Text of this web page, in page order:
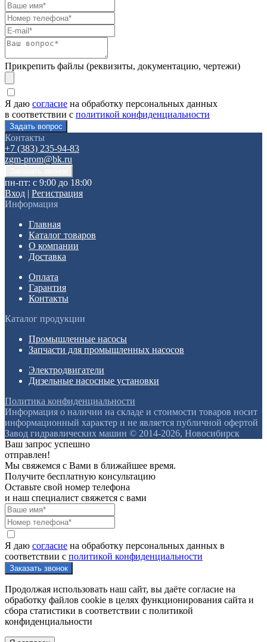
Прикрепить файлы (реквизиты, документацию, чертежи)
Я даю согласие на обработку персональных данных
в соответствии с политикой конфиденциальности
Контакты
+7 (383) 235-94-83
zgm-prom@bk.ru
пн-пт: с 9:00 до 18:00
Вход | Регистрация
Информация
Главная
Каталог товаров
О компании
Доставка
Оплата
Гарантия
Контакты
Каталог продукции
Промышленные насосы
Запчасти для промышленных насосов
Электродвигатели
Дизельные насосные установки
Политика конфиденциальности
Информация о наличии на складе и стоимости товаров носит
информационный характер и не является публичной офертой
Завод гидравлических машин © 2014-2026, Новосибирск
Ваш запрос успешно
отправлен!
Мы свяжемся с Вами в ближайшее время.
Получите бесплатную консультацию
Оставьте свой номер телефона
и наш специалист свяжется с вами
Я даю согласие на обработку персональных данных в
соответствии с политикой конфиденциальности
Продолжая использовать наш сайт, вы даёте согласие на
обработку файлов cookie в целях функционирования сайта и
сбора статистики в соответствии с политикой
конфиденциальности